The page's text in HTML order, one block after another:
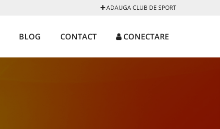
ADAUGA CLUB DE SPORT
BLOG CONTACT CONECTARE